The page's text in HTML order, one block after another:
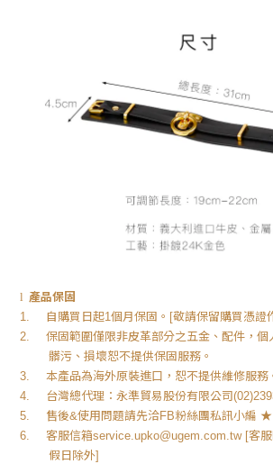
l 產品保固
1. 自購買日起1個月保固。 [敬請保留購買憑證
2.
保固範圍僅限非皮革部分之五金、配件，個
髒污、損壞恕不提供保固服務。
3. 本產品為海外原裝進口，恕不提供維修服務
4. 台灣總代理：永準貿易股份有限公司
5.
售後&使用問題請先洽FB粉絲團私訊小編 ★
6. 客服信箱service.upko@ugem.com.tw [客
假日除外]